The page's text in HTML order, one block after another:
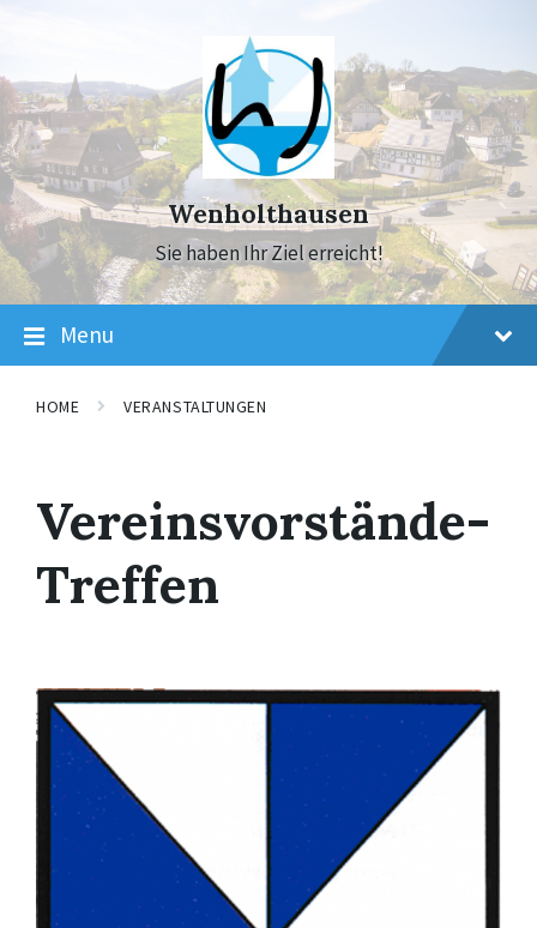
navigation
Wenholthausen
Sie haben Ihr Ziel erreicht!
Menu
HOME VERANSTALTUNGEN
Vereinsvorstände-
Treffen